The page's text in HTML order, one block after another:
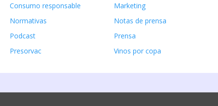
Consumo responsable
Marketing
Normativas
Notas de prensa
Podcast
Prensa
Presorvac
Vinos por copa